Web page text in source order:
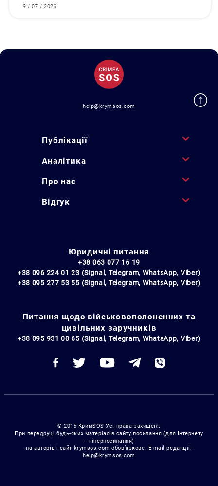
9 / 07 / 2026
help@krymsos.com
Публікації
Аналітика
Про нас
Відгук
Юридичні питання
+38 063 077 16 19
+38 096 224 01 23 (Signal, Telegram, WhatsApp, Viber)
+38 095 277 53 55 (Signal, Telegram, WhatsApp, Viber)
Питання щодо військовополоненних та
цивільних заручників
+38 095 931 00 65 (Signal, Telegram, WhatsApp, Viber)
© 2015 КримSOS Усі права захищені.
При передруці будь-яких матеріалів сайту посилання (для Інтернету
– гіперпосилання)
на авторів і сайт krymsos.com обов’язкове. E-mail редакції:
help@krymsos.com